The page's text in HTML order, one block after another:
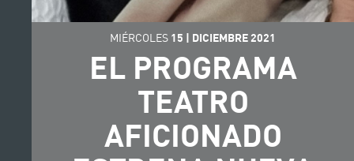
MIÉRCOLES 15 | DICIEMBRE 2021
EL PROGRAMA
TEATRO
AFICIONADO